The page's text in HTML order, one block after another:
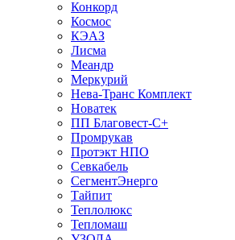
Конкорд
Космос
КЭАЗ
Лисма
Меандр
Меркурий
Нева-Транс Комплект
Новатек
ПП Благовест-С+
Промрукав
Протэкт НПО
Севкабель
СегментЭнерго
Тайпит
Теплолюкс
Тепломаш